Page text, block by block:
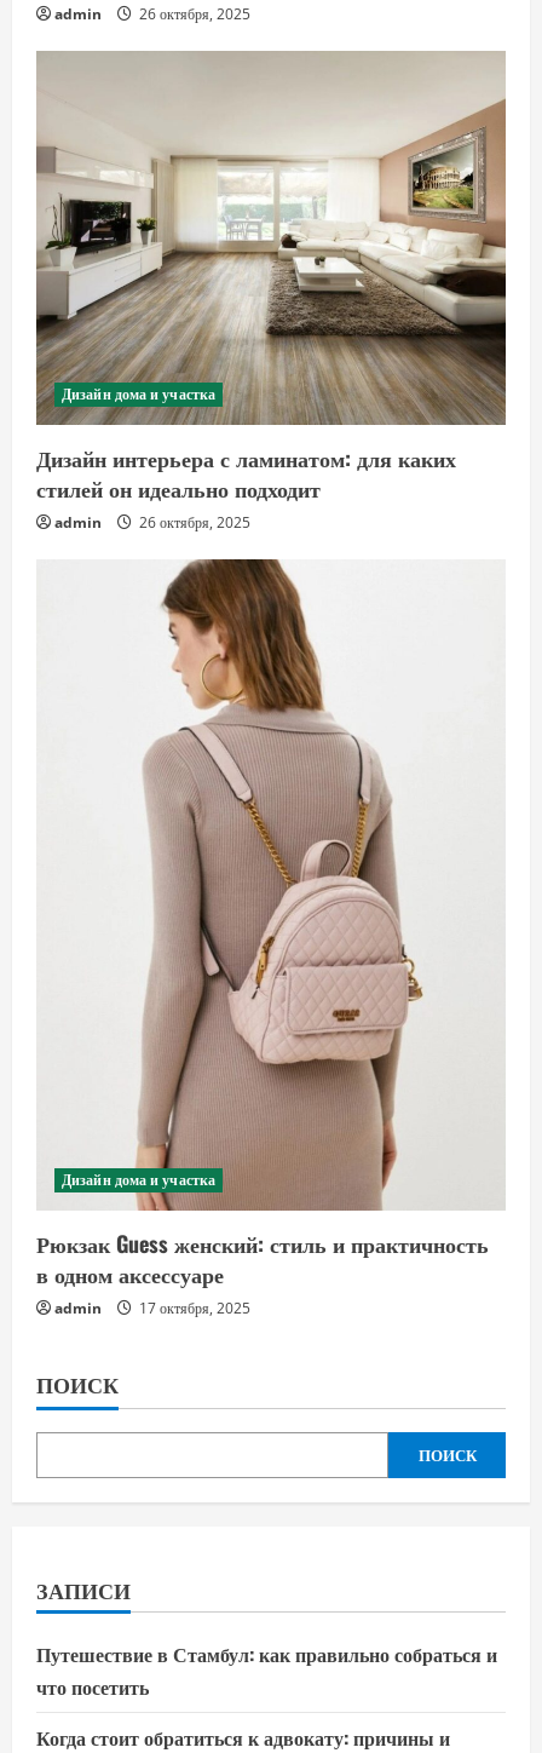
admin 26 октября, 2025
Дизайн дома и участка
Дизайн интерьера с ламинатом: для каких
стилей он идеально подходит
admin 26 октября, 2025
Дизайн дома и участка
Рюкзак Guess женский: стиль и практичность
в одном аксессуаре
admin 17 октября, 2025
ПОИСК
ПОИСК
ЗАПИСИ
Путешествие в Стамбул: как правильно собраться и
что посетить
Когда стоит обратиться к адвокату: причины и